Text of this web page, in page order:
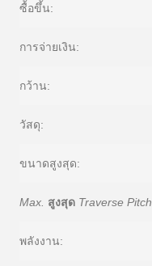
ซื้อขึ้น:
การจ่ายเงิน:
กว้าน:
วัสดุ:
ขนาดสูงสุด:
Max. สูงสุด Traverse Pitch
พลังงาน: